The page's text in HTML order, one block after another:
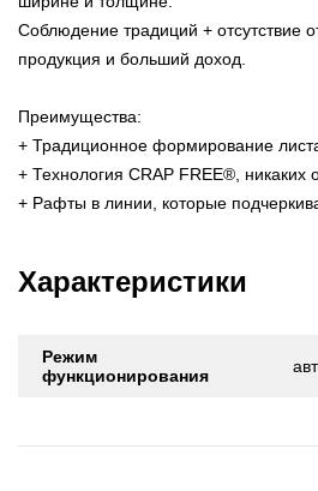
Соблюдение традиций + отсутствие
продукция и больший доход.
Преимущества:
+ Традиционное формирование
+ Технология CRAP FREE®, никаких
+ Рафты в линии, которые
Характеристики
Режим
функционирования